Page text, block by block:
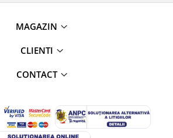
MAGAZIN
CLIENTI
CONTACT